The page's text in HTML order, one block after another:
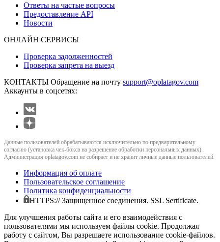
Ответы на частые вопросы
Предоставление API
Новости
ОНЛАЙН СЕРВИСЫ
Проверка задолженностей
Проверка запрета на выезд
КОНТАКТЫ Обращение на почту support@oplatagov.com
Аккаунты в соцсетях:
Данные пользователей обрабатываются исключительно по предварительному
согласию (установка чек-бокса на разрешение обработки персональных данных).
Администрация oplatagov.com не собирает и не хранит личные данные пользователей.
Информация об оплате
Пользовательское соглашение
Политика конфиденциальности
HTTPS:// Защищенное соединения. SSL Sertificate.
Для улучшения работы сайта и его взаимодействия с
пользователями мы используем файлы cookie. Продолжая
работу с сайтом, Вы разрешаете использование cookie-файлов.